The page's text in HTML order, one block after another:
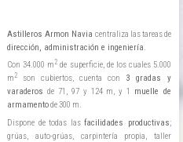
Astilleros Armon Navia centraliza las tareas de
dirección, administración e ingeniería
Con 34.000 m 2 de superficie, de los cuales 5.000
m 2 son cubiertos, cuenta con 3 gradas y
varaderos de 71, 97 y 124 m, y 1 muelle de
armamentode 300 m.
Dispone de todas lasfacilidades productivas;
grúas, auto-grúas, carpintería propia, taller